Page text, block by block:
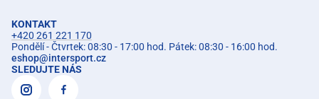
KONTAKT
+420 261 221 170
Pondělí - Čtvrtek: 08:30 - 17:00 hod. Pátek: 08:30 - 16:00 hod.
eshop@intersport.cz
SLEDUJTE NÁS